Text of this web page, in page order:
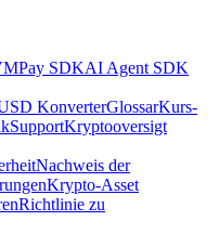
Pay SDKAI Agent SDK
KonverterGlossarKurs-
SupportKryptooversigt
Nachweis der
Krypto-Asset
Richtlinie zu